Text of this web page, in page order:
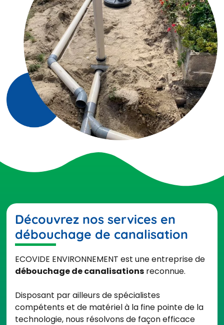
Découvrez nos services en
débouchage de canalisation
ECOVIDE ENVIRONNEMENT est une entreprise de
débouchage de canalisations reconnue.
Disposant par ailleurs de spécialistes
compétents et de matériel à la fine pointe de la
technologie, nous résolvons de façon efficace